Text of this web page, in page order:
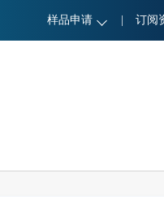
样品申请 订阅